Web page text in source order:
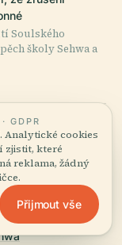
Soulského
školy Sehwa a
středních
kolem statusu 자
GDPR
Analytické cookies
zjistit, které
reklama, žádný
Přijmout vše